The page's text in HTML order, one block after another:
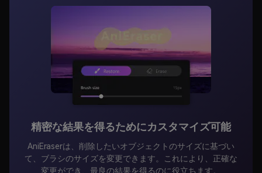
精密な結果を得るためにカスタマイズ可能
て、ブラシのサイズを変更できます。これにより、正確な
変更ができ、最良の結果を得るのに役立ちます。